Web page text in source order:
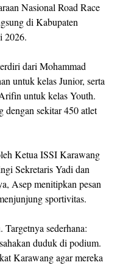
Nasional Road Race
di Kabupaten
2026.
dari Mohammad
untuk kelas Junior, serta
untuk kelas Youth.
sekitar 450 atlet
Ketua ISSI Karawang
Sekretaris Yadi dan
Asep menitipkan pesan
sportivitas.
sederhana:
duduk di podium.
Karawang agar mereka